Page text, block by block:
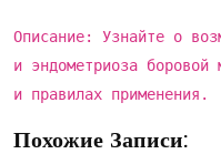
Описание: Узнайте о
и эндометриоза
и правилах применения.
Похожие Записи: